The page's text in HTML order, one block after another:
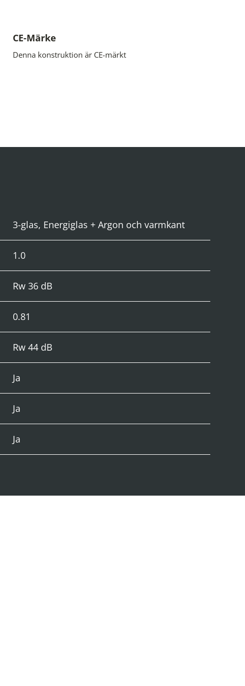
CE-Märke
Denna konstruktion är CE-märkt
3-glas, Energiglas + Argon och varmkant
1.0
Rw 36 dB
0.81
Rw 44 dB
Ja
Ja
Ja